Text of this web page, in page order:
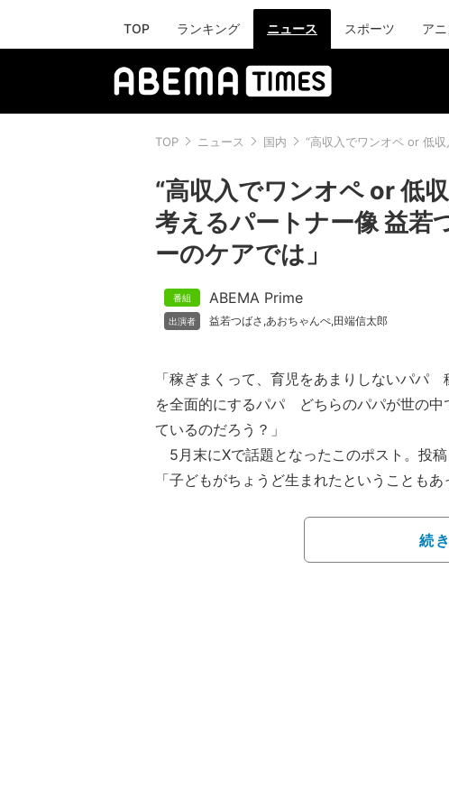
TOP ランキング ニュース スポーツ アニ
TOP ニュース 国内 “高収入でワンオペ or 低
“高収入でワンオペ or 低
考えるパートナー像 益若
ーのケアでは」
ABEMA Prime
益若つばさ ,あおちゃんぺ,田端信太郎
「稼ぎまくって、育児をあまりしないパパ
を全面的にするパパ どちらのパパが世の中
ているのだろう？」
5月末にXで話題となったこのポスト。投
「子どもがちょうど生まれたということもあ
【映像】600万円以下が約75％ 年収の割合
子ども1人を育てるのに2000万円以上かか
続